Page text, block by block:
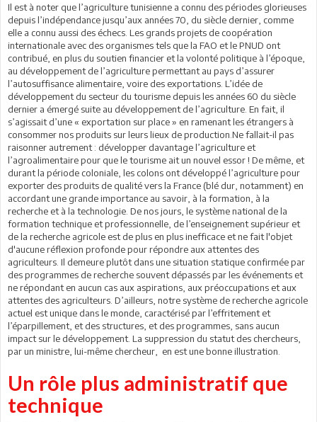
Il est à noter que l’agriculture tunisienne a connu des périodes glorieuses
depuis l’indépendance jusqu’aux années 70, du siècle dernier, comme
elle a connu aussi des échecs. Les grands projets de coopération
internationale avec des organismes tels que la FAO et le PNUD ont
contribué, en plus du soutien financier et la volonté politique à l’époque,
au développement de l’agriculture permettant au pays d’assurer
l’autosuffisance alimentaire, voire des exportations. L’idée de
développement du secteur du tourisme depuis les années 60 du siècle
dernier a émergé suite au développement de l’agriculture. En fait, il
s’agissait d’une « exportation sur place » en ramenant les étrangers à
consommer nos produits sur leurs lieux de production.Ne fallait-il pas
raisonner autrement : développer davantage l’agriculture et
l’agroalimentaire pour que le tourisme ait un nouvel essor ! De même, et
durant la période coloniale, les colons ont développé l’agriculture pour
exporter des produits de qualité vers la France (blé dur, notamment) en
accordant une grande importance au savoir, à la formation, à la
recherche et à la technologie. De nos jours, le système national de la
formation technique et professionnelle, de l’enseignement supérieur et
de la recherche agricole est de plus en plus inefficace et ne fait l'objet
d'aucune réflexion profonde pour répondre aux attentes des
agriculteurs. Il demeure plutôt dans une situation statique confirmée par
des programmes de recherche souvent dépassés par les événements et
ne répondant en aucun cas aux aspirations, aux préoccupations et aux
attentes des agriculteurs. D’ailleurs, notre système de recherche agricole
actuel est unique dans le monde, caractérisé par l’effritement et
l’éparpillement, et des structures, et des programmes, sans aucun
impact sur le développement. La suppression du statut des chercheurs,
par un ministre, lui-même chercheur, en est une bonne illustration.
Un rôle plus administratif que
technique